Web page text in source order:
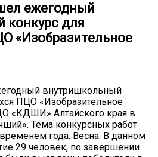
ежегодный
конкурс для
«Изобразительное
внутришкольный
ПЦО «Изобразительное
«КДШИ» Алтайского края в
Тема конкурсных работ
года: Весна. В данном
29 человек, по завершении